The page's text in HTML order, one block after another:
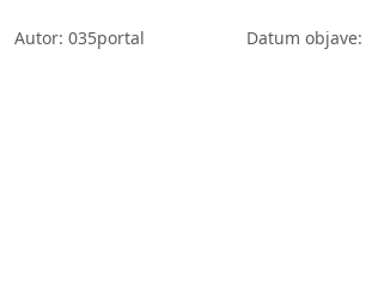
Autor: 035portal Datum